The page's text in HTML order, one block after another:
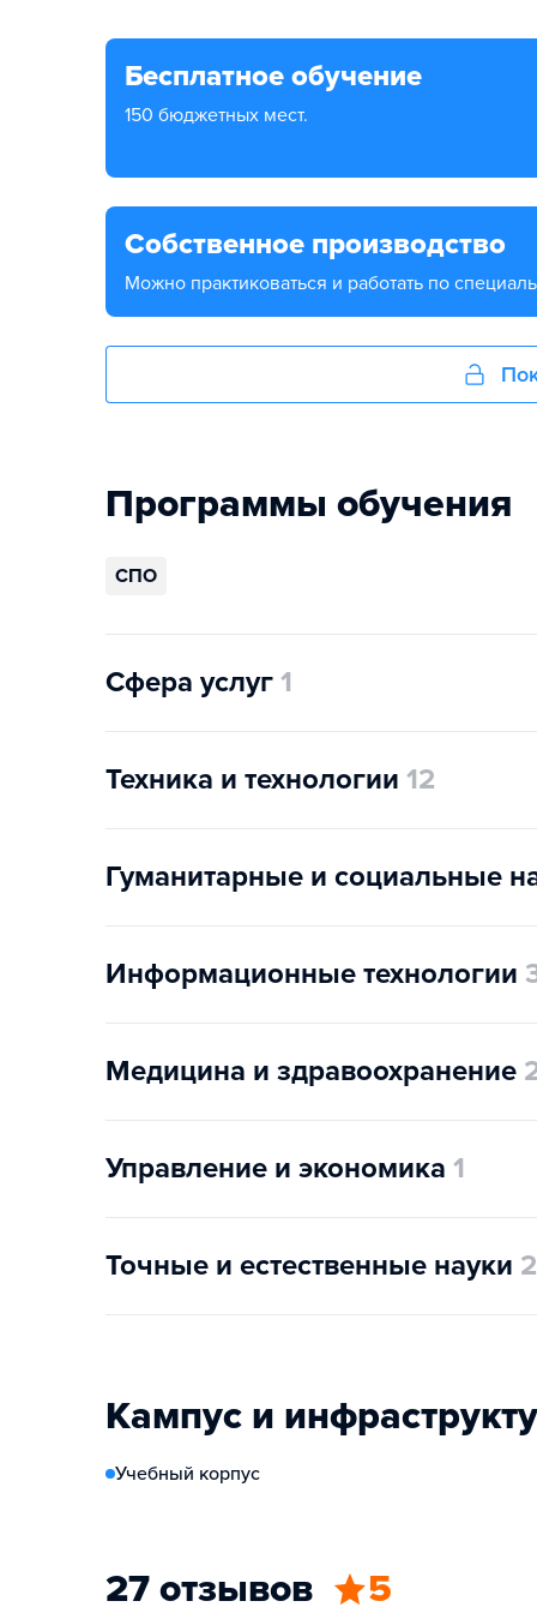
Бесплатное обучение
150 бюджетных мест.
Собственное производство
Можно практиковаться и работать по
Программы обучения
СПО
Сфера услуг 1
Техника и технологии 12
Гуманитарные и социальные
Информационные технологии
Медицина и здравоохранение
Управление и экономика 1
Точные и естественные науки 2
Кампус и
Учебный корпус
27 отзывов 5